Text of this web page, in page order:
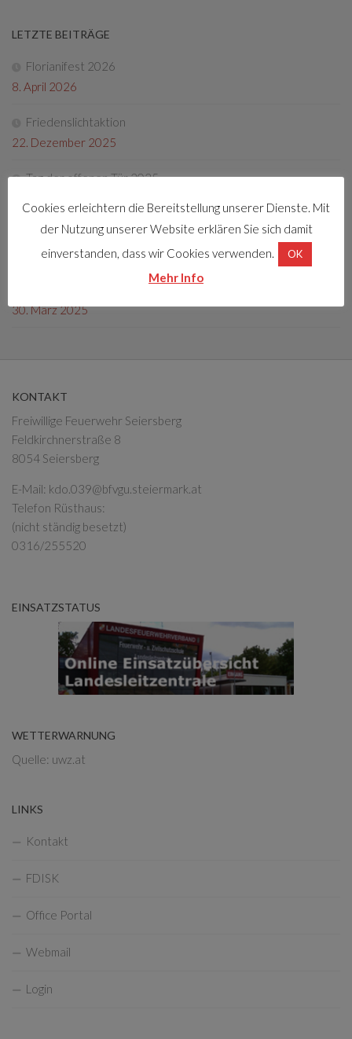
LETZTE BEITRÄGE
Florianifest 2026
8. April 2026
Friedenslichtaktion
22. Dezember 2025
Tag der offenen Tür 2025
Fotos Florianifest 2025
13. Mai 2025
30. März 2025
KONTAKT
Freiwillige Feuerwehr Seiersberg
Feldkirchnerstraße 8
8054 Seiersberg
E-Mail: kdo.039@bfvgu.steiermark.at
Telefon Rüsthaus:
(nicht ständig besetzt)
0316/255520
EINSATZSTATUS
WETTERWARNUNG
Quelle: uwz.at
LINKS
Kontakt
FDISK
Office Portal
Webmail
Login
Cookies erleichtern die Bereitstellung unserer Dienste. Mit
der Nutzung unserer Website erklären Sie sich damit
einverstanden, dass wir Cookies verwenden.
OK
Mehr Info